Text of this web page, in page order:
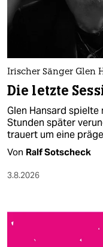
nord
wahrheit
verlag
verlag
veranstaltungen
shop
fragen & hilfe
abo
Irischer Sänger Glen
Die letzte
Glen Hansard
Stunden später
trauert um eine
Von Ralf Sotscheck
3.8.2026